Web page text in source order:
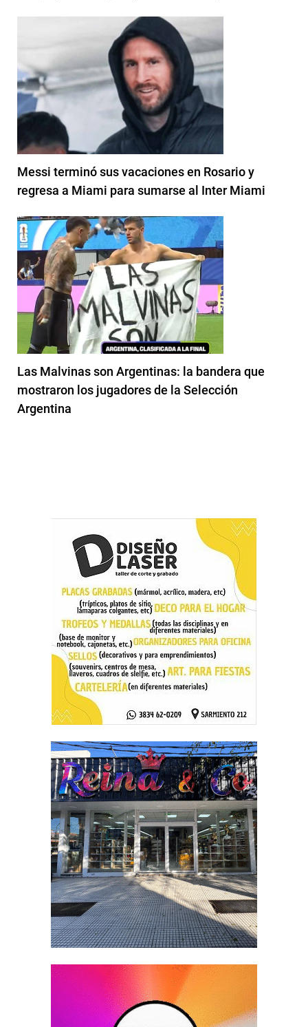
Messi terminó sus vacaciones en Rosario y
regresa a Miami para sumarse al Inter Miami
Las Malvinas son Argentinas: la bandera que
mostraron los jugadores de la Selección
Argentina